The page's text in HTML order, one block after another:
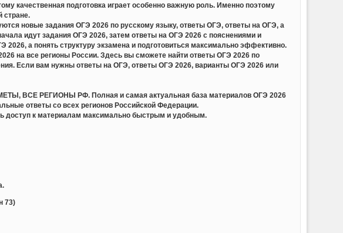
качественная подготовка играет особенно важную роль. Именно поэтому
стране.
новые задания ОГЭ 2026 по русскому языку, ответы ОГЭ, ответы на ОГЭ, а
идут задания ОГЭ 2026, затем ответы на ОГЭ 2026 с пояснениями и
а понять структуру экзамена и подготовиться максимально эффективно.
на все регионы России. Здесь вы сможете найти ответы ОГЭ 2026 по
Если вам нужны ответы на ОГЭ, ответы ОГЭ 2026, варианты ОГЭ 2026 или
РЕГИОНЫ РФ. Полная и самая актуальная база материалов ОГЭ 2026
ответы со всех регионов Российской Федерации.
к материалам максимально быстрым и удобным.
73)